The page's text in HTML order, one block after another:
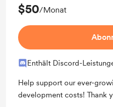
$50/Monat
Enthält Discord-
Help support our ever-
development costs! Thank